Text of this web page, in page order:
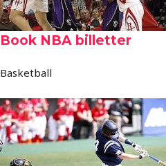
Book NBA billetter
Basketball